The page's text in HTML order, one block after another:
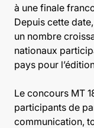
à une finale
Depuis cette
un nombre
nationaux
pays pour
Le concours MT
participants de
communication,